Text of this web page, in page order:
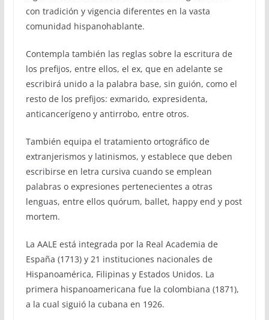
con tradición y vigencia diferentes en la vasta
comunidad hispanohablante.
Contempla también las reglas sobre la escritura de
los prefijos, entre ellos, el ex, que en adelante se
escribirá unido a la palabra base, sin guión, como el
resto de los prefijos: exmarido, expresidenta,
anticancerígeno y antirrobo, entre otros.
También equipa el tratamiento ortográfico de
extranjerismos y latinismos, y establece que deben
escribirse en letra cursiva cuando se emplean
palabras o expresiones pertenecientes a otras
lenguas, entre ellos quórum, ballet, happy end y post
mortem.
La AALE está integrada por la Real Academia de
España (1713) y 21 instituciones nacionales de
Hispanoamérica, Filipinas y Estados Unidos. La
primera hispanoamericana fue la colombiana (1871),
a la cual siguió la cubana en 1926.